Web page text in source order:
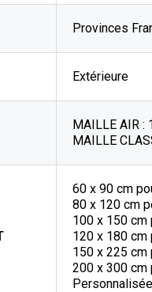
Provinces
Extérieure
MAILLE AIR :
MAILLE
60 x 90 cm
80 x 120 cm
100 x 150 cm
120 x 180 cm
150 x 225 cm
200 x 300 cm